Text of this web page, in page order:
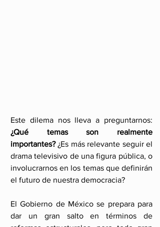
¿Qué temas son realmente
importantes? ¿Es más relevante seguir el
drama televisivo de una figura pública, o
involucrarnos en los temas que definirán
el futuro de nuestra democracia?
El Gobierno de México se prepara para
dar un gran salto en términos de